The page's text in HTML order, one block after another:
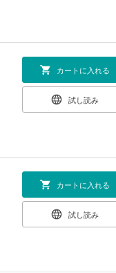
カートに入れる
試し読み
カートに入れる
試し読み